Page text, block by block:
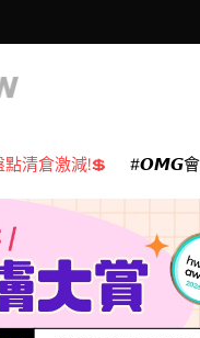
點清倉激減!💲 𝙊𝙈𝙂會